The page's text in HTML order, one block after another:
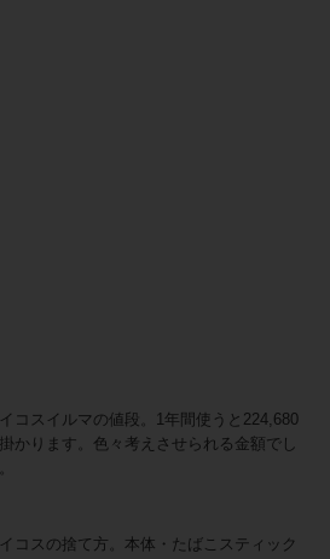
コスイルマの値段。1年間使うと224,680
かります。色々考えさせられる金額でし
コスの捨て方。本体・たばこスティック